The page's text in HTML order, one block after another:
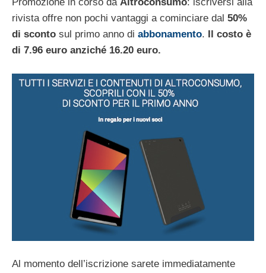
rivista offre non pochi vantaggi a cominciare dal 50%
di sconto sul primo anno di abbonamento.
Il costo è
di 7.96 euro anziché 16.20 euro.
Al momento dell’iscrizione sarete immediatamente